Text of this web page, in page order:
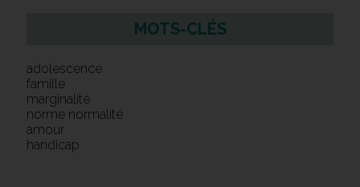
MOTS-CLÉS
adolescence
famille
marginalité
norme normalité
amour
handicap